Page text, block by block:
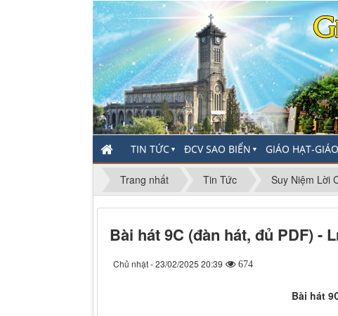
TIN TỨC ▼ ĐCV SAO BIỂN ▼ GIÁO HẠT-
Trang nhất Tin Tức Suy Niệm Lời
Bài hát 9C (đàn hát, đủ PDF) -
Chủ nhật - 23/02/2025 20:39 674
Bài hát